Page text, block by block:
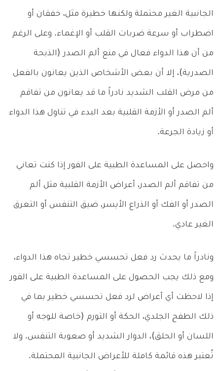
الجانبية الغير محتملة ولكنها خطيرة مثل، خفقان أو
اضطراب أو سرعة ضربات القلب أو الإغماء. وعلى الرغم
من أن هذا الدواء فعال في منع ألم الصدر (الذبحة
الصدرية)، إلا أن بعض الأشخاص الذين يعانون بالفعل
من مرض القلب الشديد نادراً ما قد يعانون من تفاقم
ألم الصدر أو الأزمة القلبية بعد البدء في تناول هذا الدواء
أو زيادة الجرعة.
واحصل على المساعدة الطبية على الفور إذا كنت تعاني
من تفاقم ألم الصدر، أعراض الأزمة القلبية مثل ألم
الصدر أو الفك أو الذراع الأيسر، ضيق التنفس أو التعرق
الغير عادي.
ونادراً ما يحدث رد فعل تحسسي خطير تجاه هذا الدواء،
ومع ذلك يجب الحصول على المساعدة الطبية على الفور
إذا لاحظت أي أعراض لرد فعل تحسسي خطير بما في
ذلك الطفح الجلدي، الحكة أو التورم (خاصة للوجه أو
اللسان أو الحلق)، الدوار الشديد أو صعوبة التنفس. ولا
تُعتبر هذه قائمة كاملة للأعراض الجانبية المحتملة.